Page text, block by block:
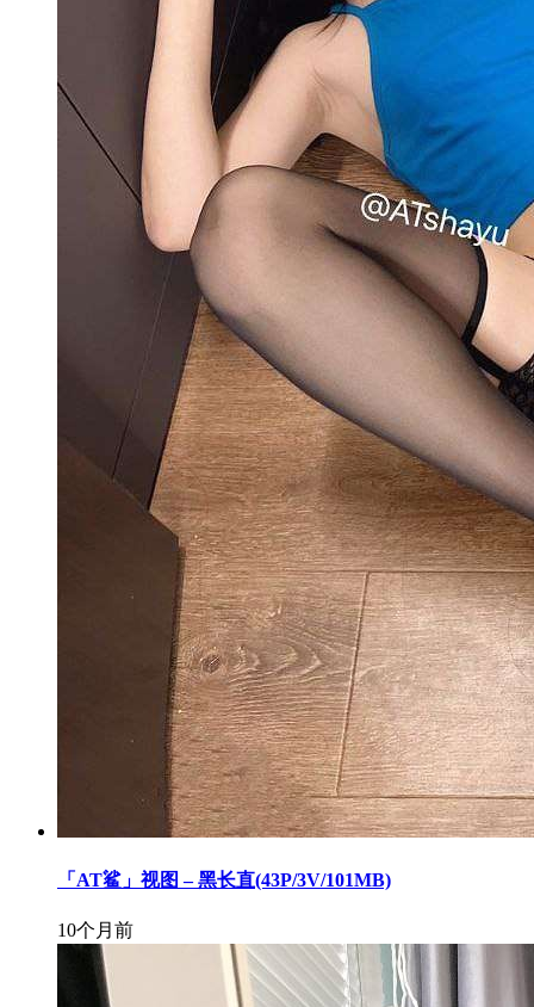
「AT鲨」视图 – 黑长直(43P/3V/101MB)
10个月前